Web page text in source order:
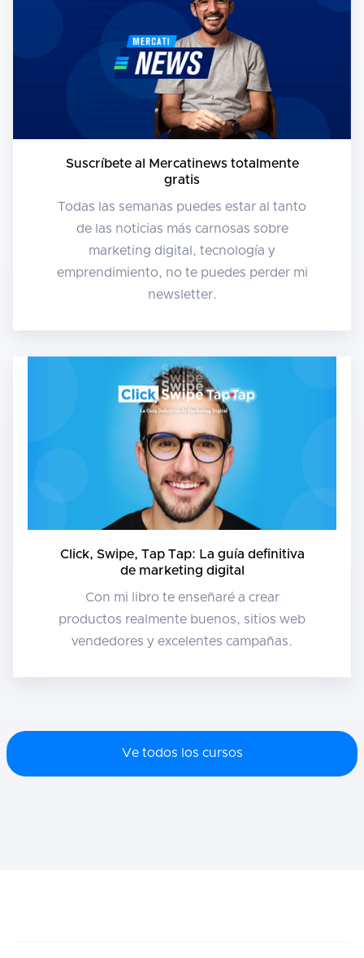
Suscríbete al Mercatinews totalmente
gratis
Todas las semanas puedes estar al tanto
de las noticias más carnosas sobre
marketing digital, tecnología y
emprendimiento, no te puedes perder mi
newsletter.
Click, Swipe, Tap Tap: La guía definitiva
de marketing digital
Con mi libro te enseñaré a crear
productos realmente buenos, sitios web
vendedores y excelentes campañas.
Ve todos los cursos